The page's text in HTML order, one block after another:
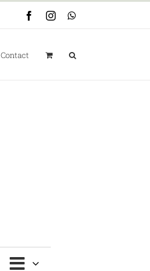
FacebookInstagramWhatsApp
Contact
weergaven